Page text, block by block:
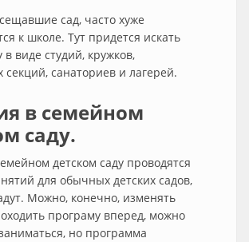
сад, часто хуже
к школе. Тут придется искать
в виде студий, кружков,
секций, санаториев и лагерей.
в семейном
саду.
детском саду проводятся
для обычных детских садов,
Можно, конечно, изменять
програму вперед, можно
но программа